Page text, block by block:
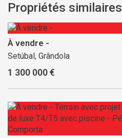
Propriétés similaires
À vendre -
Setúbal, Grândola
1 300 000 €